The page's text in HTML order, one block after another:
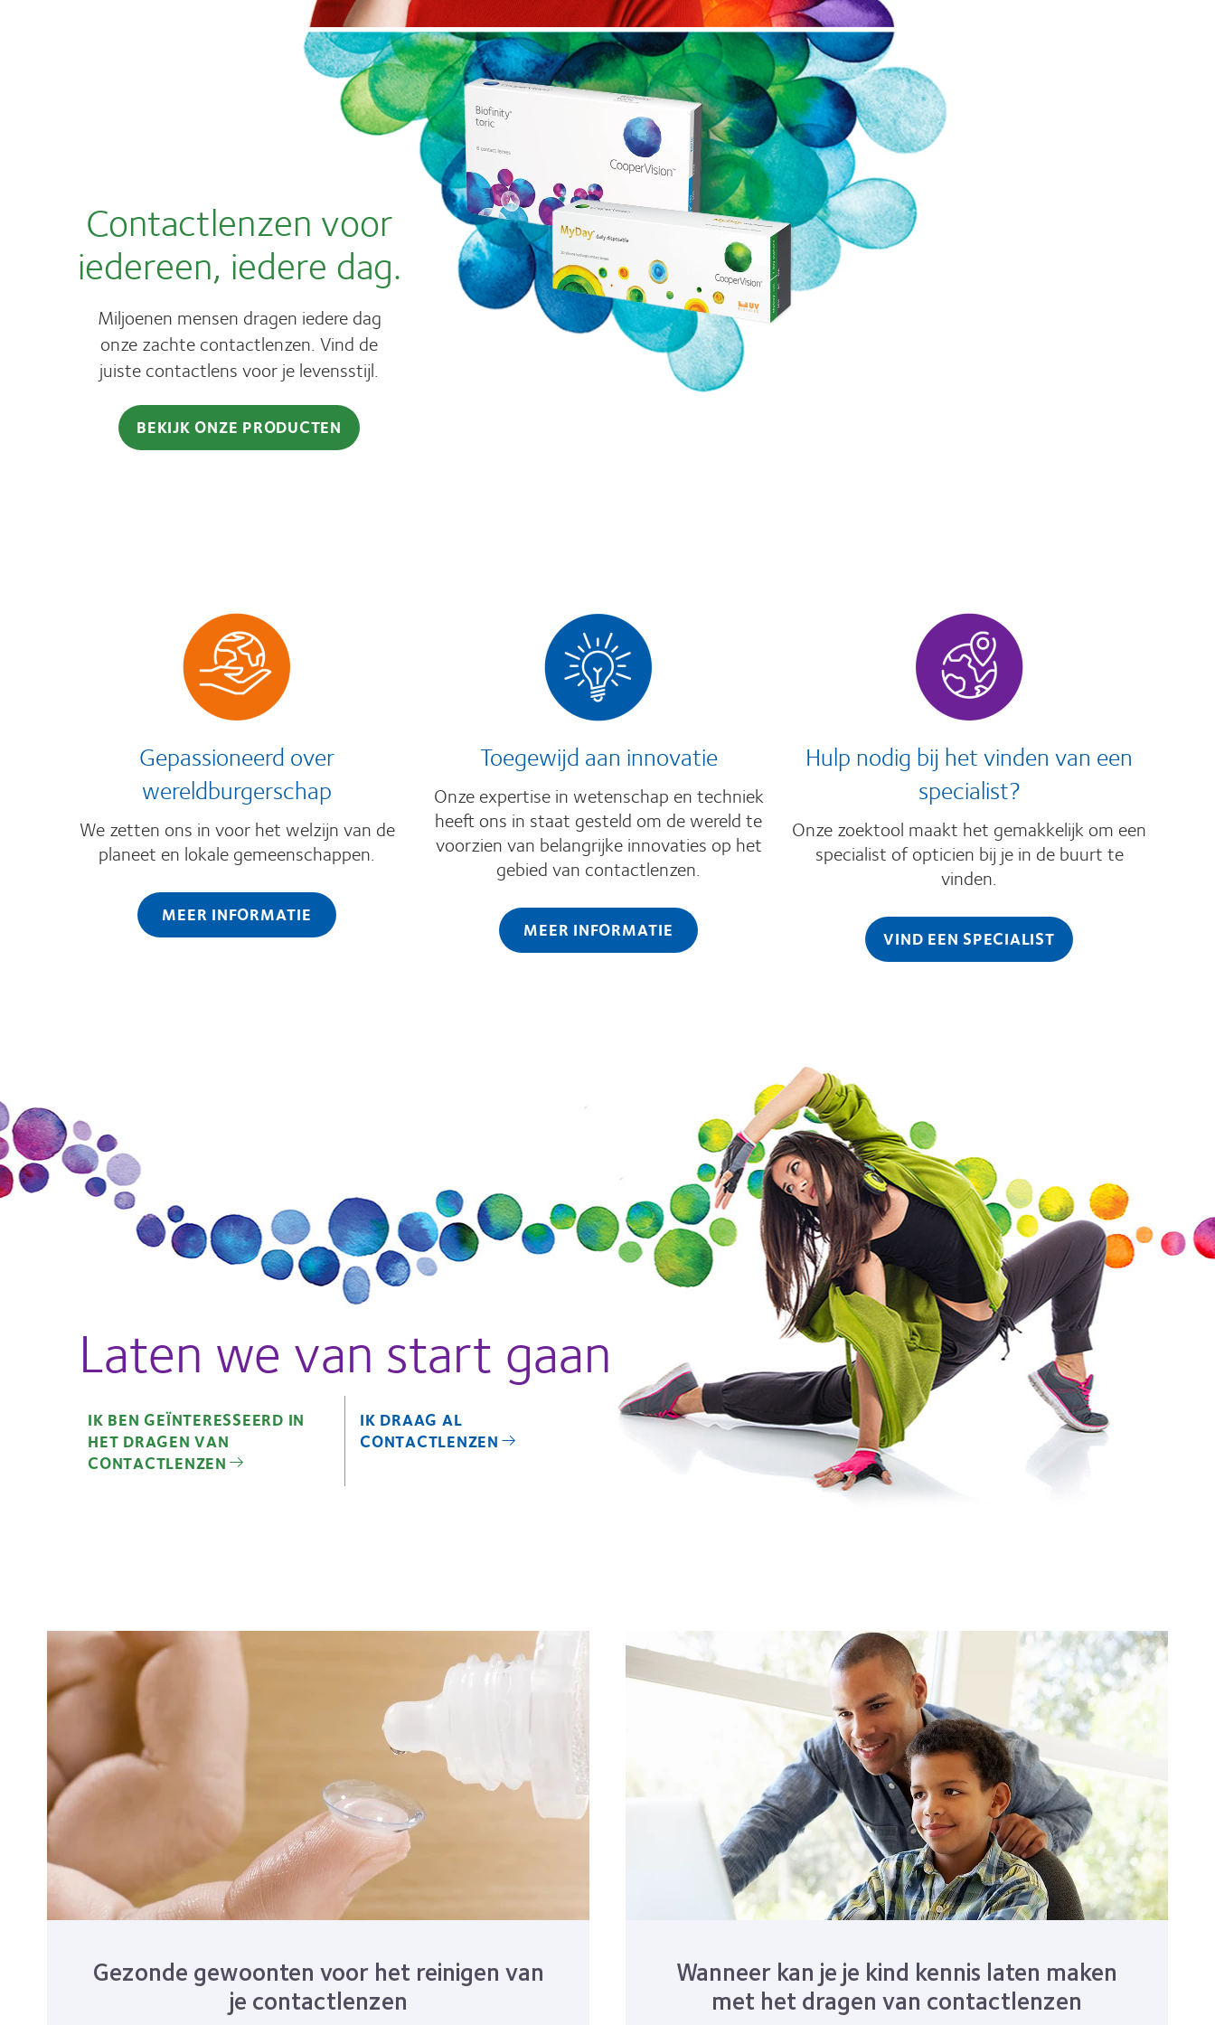
Contactlenzen voor
iedereen, iedere dag.
Miljoenen mensen dragen iedere dag
onze zachte contactlenzen. Vind de
juiste contactlens voor je levensstijl.
BEKIJK ONZE PRODUCTEN
Gepassioneerd over
wereldburgerschap
We zetten ons in voor het welzijn van de
planeet en lokale gemeenschappen.
MEER INFORMATIE
Toegewijd aan innovatie
Onze expertise in wetenschap en techniek
heeft ons in staat gesteld om de wereld te
voorzien van belangrijke innovaties op het
gebied van contactlenzen.
MEER INFORMATIE
Hulp nodig bij het vinden van een
specialist?
Onze zoektool maakt het gemakkelijk om een
specialist of opticien bij je in de buurt te
vinden.
VIND EEN SPECIALIST
Laten we van start gaan
IK BEN GEÏNTERESSEERD IN
HET DRAGEN VAN
CONTACTLENZEN
IK DRAAG AL
CONTACTLENZEN
Gezonde gewoonten voor het reinigen van
je contactlenzen
Wanneer kan je je kind kennis laten maken
met het dragen van contactlenzen